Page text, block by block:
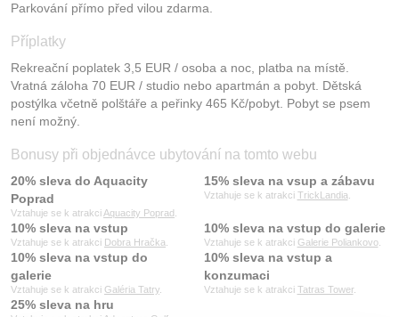
Parkování přímo před vilou zdarma.
Příplatky
Rekreační poplatek 3,5 EUR / osoba a noc, platba na místě.
Vratná záloha 70 EUR / studio nebo apartmán a pobyt. Dětská
postýlka včetně polštáře a peřinky 465 Kč/pobyt. Pobyt se psem
není možný.
Bonusy při objednávce ubytování na tomto webu
20% sleva do Aquacity
Poprad
Vztahuje se k atrakci Aquacity Poprad
15% sleva na vsup a zábavu
Vztahuje se k atrakci TrickLandia
10% sleva na vstup
Vztahuje se k atrakci Dobra Hračka
10% sleva na vstup do galerie
Vztahuje se k atrakci Galerie Poliankovo.
10% sleva na vstup do
galerie
Vztahuje se k atrakci Galéria Tatry
10% sleva na vstup a
konzumaci
Vztahuje se k atrakci Tatras Tower.
25% sleva na hru